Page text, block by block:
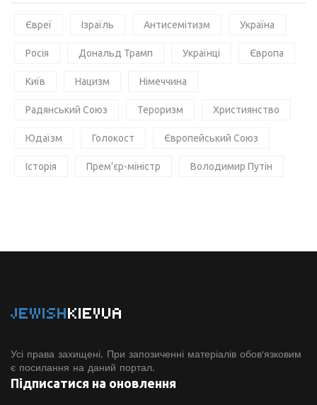
Євреї Ізраїль Антисемітизм Україна
Росія Дональд Трамп Українці Європа
Київ Нацизм Німеччина
Радянський Союз Тероризм Християнство
Юдаїзм Голокост Європейський Союз
Історія Прем'єр-міністр Володимир Путін
JEWISHKIEVUA
Усі права захищені. При запозиченні матеріалів обов'язковим
є посилання на даний портал.
Підписатися на оновлення